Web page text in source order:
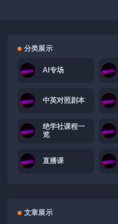
分类展示
AI专场
中英对照剧本
绝学社课程一
览
直播课
文章展示